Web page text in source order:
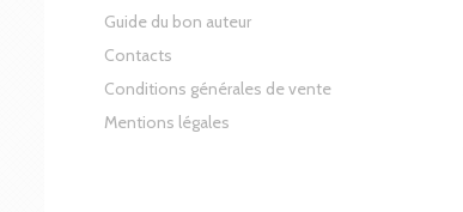
Guide du bon auteur
Contacts
Conditions générales de vente
Mentions légales